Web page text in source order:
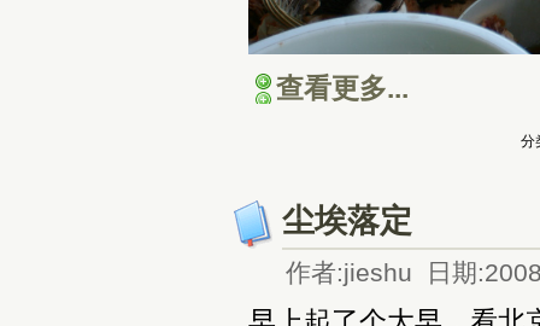
查看更多...
分
尘埃落定
作者:jieshu 日期